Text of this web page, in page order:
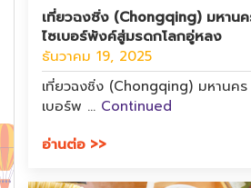
เที่ยวฉงชิ่ง (Chongqing) มหาน
ไซเบอร์พังค์สู่มรดกโลกอู่หลง
ธันวาคม 19, 2025
เที่ยวฉงชิ่ง (Chongqing) มหานค
เบอร์พ … Continued
อ่านต่อ >>